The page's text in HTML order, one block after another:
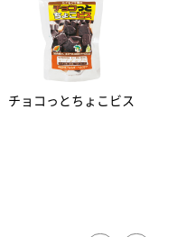
チョコっとちょこビス